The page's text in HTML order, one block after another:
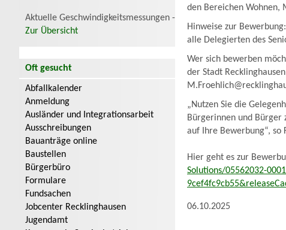
Aktuelle Geschwindigkeitsmessungen -
Zur Übersicht
Oft gesucht
Abfallkalender
Anmeldung
Ausländer und Integrationsarbeit
Ausschreibungen
Bauanträge online
Baustellen
Bürgerbüro
Formulare
Fundsachen
Jobcenter Recklinghausen
Jugendamt
den Bereichen Wohnen,
Hinweise zur
alle Delegierten des
Wer sich bewerben
der Stadt
„Nutzen Sie die
Bürgerinnen und Bürger
auf Ihre Bewerbung“, so
Hier geht es zur
Solutions/05562032-
06.10.2025